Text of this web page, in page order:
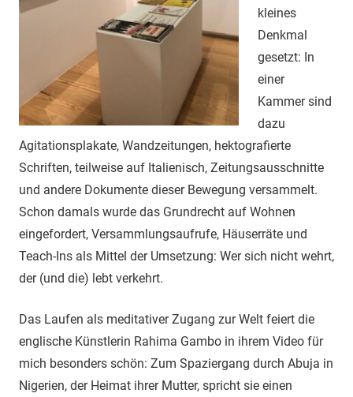
kleines
Denkmal
gesetzt: In
einer
Kammer sind
dazu
Agitationsplakate, Wandzeitungen, hektografierte
Schriften, teilweise auf Italienisch, Zeitungsausschnitte
und andere Dokumente dieser Bewegung versammelt.
Schon damals wurde das Grundrecht auf Wohnen
eingefordert, Versammlungsaufrufe, Häuserräte und
Teach-Ins als Mittel der Umsetzung: Wer sich nicht wehrt,
der (und die) lebt verkehrt.
Das Laufen als meditativer Zugang zur Welt feiert die
englische Künstlerin Rahima Gambo in ihrem Video für
mich besonders schön: Zum Spaziergang durch Abuja in
Nigerien, der Heimat ihrer Mutter, spricht sie einen